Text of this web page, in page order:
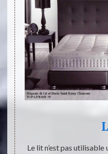
en
Le lit n’est pas